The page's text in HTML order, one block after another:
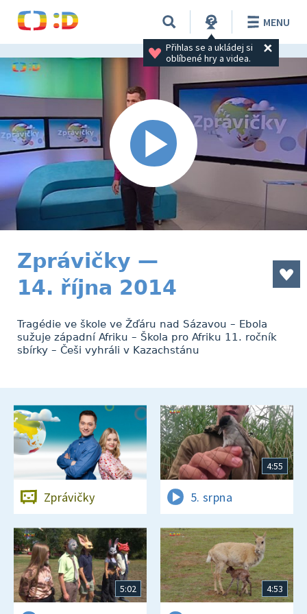
Přihlas se a ukládej si
oblíbené hry a videa.
MENU
Zprávičky —
14. října 2014
Tragédie ve škole ve Žďáru nad Sázavou – Ebola
sužuje západní Afriku – Škola pro Afriku 11. ročník
sbírky – Češi vyhráli v Kazachstánu
Zprávičky
4:55
5. srpna
5:02 4:53